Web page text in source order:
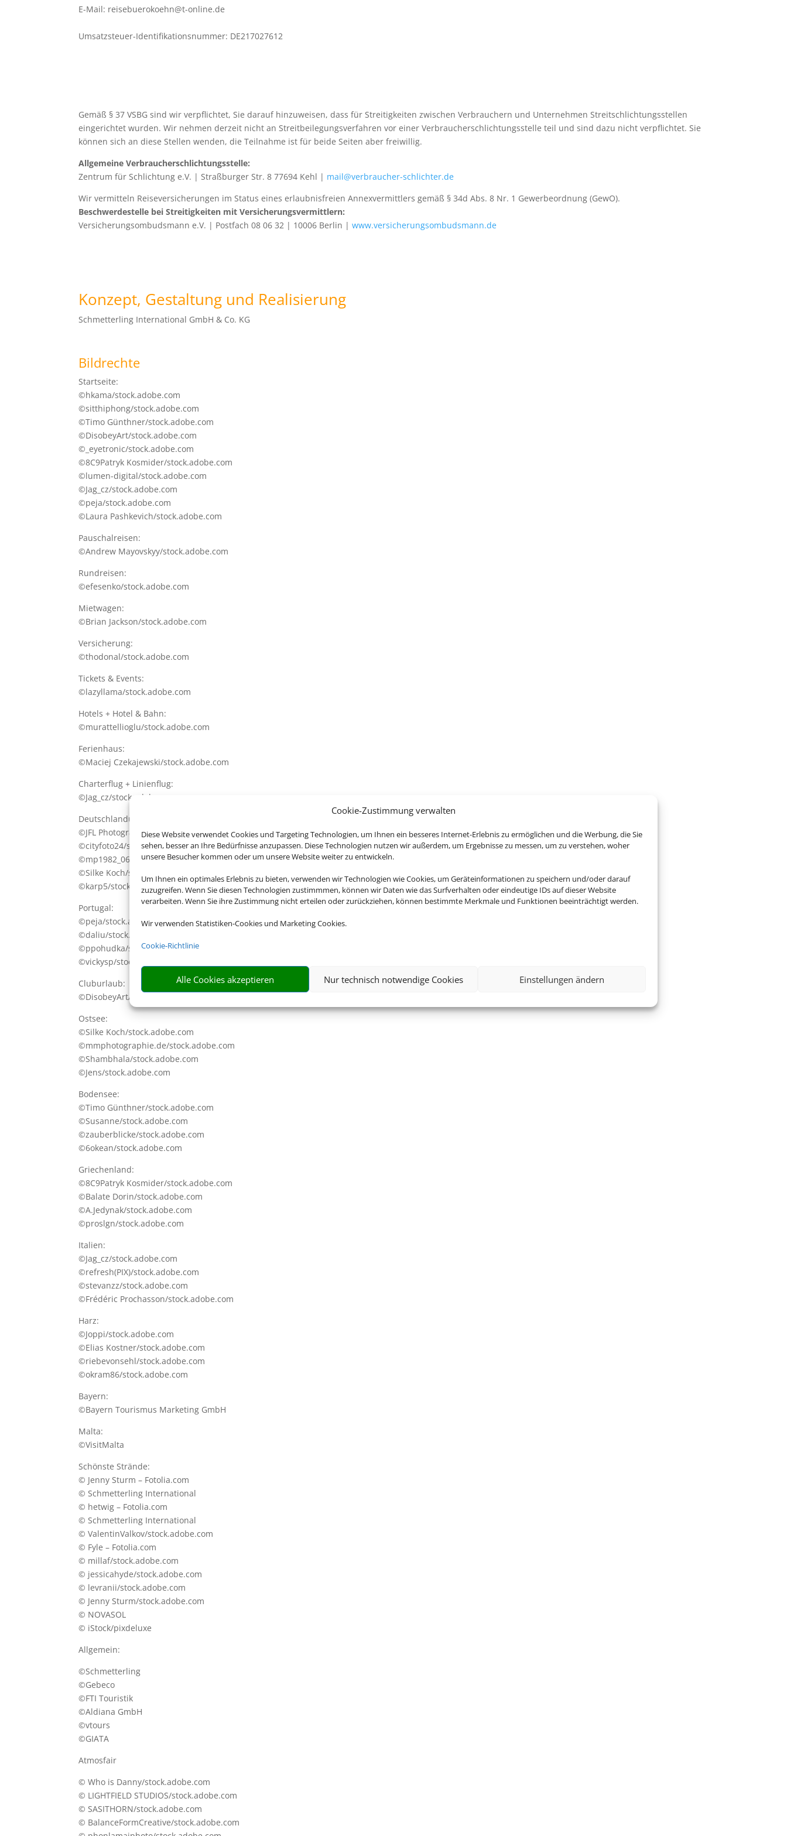
Cookie-Zustimmung verwalten
Diese Website verwendet Cookies und Targeting Technologien, um Ihnen ein besseres Internet-Erlebnis zu ermöglichen und die Werbung, die Sie
sehen, besser an Ihre Bedürfnisse anzupassen. Diese Technologien nutzen wir außerdem, um Ergebnisse zu messen, um zu verstehen, woher
unsere Besucher kommen oder um unsere Website weiter zu entwickeln.
Um Ihnen ein optimales Erlebnis zu bieten, verwenden wir Technologien wie Cookies, um Geräteinformationen zu speichern und/oder darauf
zuzugreifen. Wenn Sie diesen Technologien zustimmmen, können wir Daten wie das Surfverhalten oder eindeutige IDs auf dieser Website
verarbeiten. Wenn Sie ihre Zustimmung nicht erteilen oder zurückziehen, können bestimmte Merkmale und Funktionen beeinträchtigt werden.
Wir verwenden Statistiken-Cookies und Marketing Cookies.
Cookie-Richtlinie
Alle Cookies akzeptieren Nur technisch notwendige Cookies Einstellungen ändern
E-Mail: reisebuerokoehn@t-online.de
Umsatzsteuer-Identifikationsnummer: DE217027612
Gemäß § 37 VSBG sind wir verpflichtet, Sie darauf hinzuweisen, dass für Streitigkeiten zwischen Verbrauchern und Unternehmen Streitschlichtungsstellen
eingerichtet wurden. Wir nehmen derzeit nicht an Streitbeilegungsverfahren vor einer Verbraucherschlichtungsstelle teil und sind dazu nicht verpflichtet. Sie
können sich an diese Stellen wenden, die Teilnahme ist für beide Seiten aber freiwillig.
Allgemeine Verbraucherschlichtungsstelle:
Zentrum für Schlichtung e.V. | Straßburger Str. 8 77694 Kehl | mail@verbraucher-schlichter.de
Wir vermitteln Reiseversicherungen im Status eines erlaubnisfreien Annexvermittlers gemäß § 34d Abs. 8 Nr. 1 Gewerbeordnung (GewO).
Beschwerdestelle bei Streitigkeiten mit Versicherungsvermittlern:
Versicherungsombudsmann e.V. | Postfach 08 06 32 | 10006 Berlin |www.versicherungsombudsmann.de
Konzept, Gestaltung und Realisierung
Schmetterling International GmbH & Co. KG
Bildrechte
Startseite:
©hkama/stock.adobe.com
©sitthiphong/stock.adobe.com
©Timo Günthner/stock.adobe.com
©DisobeyArt/stock.adobe.com
©_eyetronic/stock.adobe.com
©8C9Patryk Kosmider/stock.adobe.com
©lumen-digital/stock.adobe.com
©Jag_cz/stock.adobe.com
©peja/stock.adobe.com
©Laura Pashkevich/stock.adobe.com
Pauschalreisen:
©Andrew Mayovskyy/stock.adobe.com
Rundreisen:
©efesenko/stock.adobe.com
Mietwagen:
©Brian Jackson/stock.adobe.com
Versicherung:
©thodonal/stock.adobe.com
Tickets & Events:
©lazyllama/stock.adobe.com
Hotels + Hotel & Bahn:
©murattellioglu/stock.adobe.com
Ferienhaus:
©Maciej Czekajewski/stock.adobe.com
Charterflug + Linienflug:
©Jag_cz/stock.adobe.com
Deutschlandurlaub:
©JFL Photography/stock.adobe.com
©cityfoto24/stock.adobe.com
©mp1982_06/stock.adobe.com
©Silke Koch/stock.adobe.com
©karp5/stock.adobe.com
Portugal:
©peja/stock.adobe.com
©daliu/stock.adobe.com
©ppohudka/stock.adobe.com
©vickysp/stock.adobe.com
Cluburlaub:
©DisobeyArt/stock.adobe.com
Ostsee:
©Silke Koch/stock.adobe.com
©mmphotographie.de/stock.adobe.com
©Shambhala/stock.adobe.com
©Jens/stock.adobe.com
Bodensee:
©Timo Günthner/stock.adobe.com
©Susanne/stock.adobe.com
©zauberblicke/stock.adobe.com
©6okean/stock.adobe.com
Griechenland:
©8C9Patryk Kosmider/stock.adobe.com
©Balate Dorin/stock.adobe.com
©A.Jedynak/stock.adobe.com
©proslgn/stock.adobe.com
Italien:
©Jag_cz/stock.adobe.com
©refresh(PIX)/stock.adobe.com
©stevanzz/stock.adobe.com
©Frédéric Prochasson/stock.adobe.com
Harz:
©Joppi/stock.adobe.com
©Elias Kostner/stock.adobe.com
©riebevonsehl/stock.adobe.com
©okram86/stock.adobe.com
Bayern:
©Bayern Tourismus Marketing GmbH
Malta:
©VisitMalta
Schönste Strände:
© Jenny Sturm – Fotolia.com
© Schmetterling International
© hetwig – Fotolia.com
© Schmetterling International
© ValentinValkov/stock.adobe.com
© Fyle – Fotolia.com
© millaf/stock.adobe.com
© jessicahyde/stock.adobe.com
© levranii/stock.adobe.com
© Jenny Sturm/stock.adobe.com
© NOVASOL
© iStock/pixdeluxe
Allgemein:
©Schmetterling
©Gebeco
©FTI Touristik
©Aldiana GmbH
©vtours
©GIATA
Atmosfair
© Who is Danny/stock.adobe.com
© LIGHTFIELD STUDIOS/stock.adobe.com
© SASITHORN/stock.adobe.com
© BalanceFormCreative/stock.adobe.com